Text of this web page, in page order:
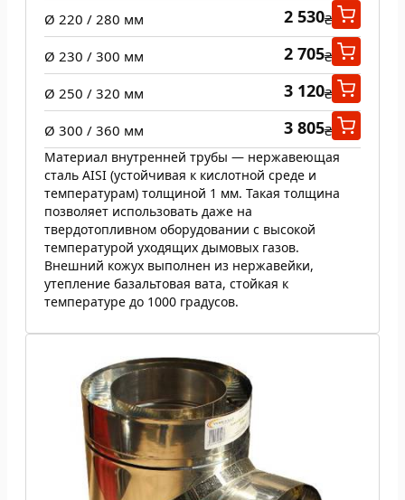
Ø 220 / 280 мм 2 530₴
Ø 230 / 300 мм 2 705₴
Ø 250 / 320 мм 3 120₴
Ø 300 / 360 мм 3 805₴
Материал внутренней трубы — нержавеющая
сталь AISI (устойчивая к кислотной среде и
температурам) толщиной 1 мм. Такая толщина
позволяет использовать даже на
твердотопливном оборудовании с высокой
температурой уходящих дымовых газов.
Внешний кожух выполнен из нержавейки,
утепление базальтовая вата, стойкая к
температуре до 1000 градусов.